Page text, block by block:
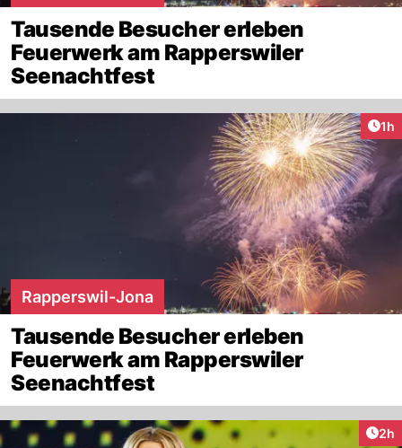
Tausende Besucher erleben
Feuerwerk am Rapperswiler
Seenachtfest
1h
Rapperswil-Jona
Tausende Besucher erleben
Feuerwerk am Rapperswiler
Seenachtfest
2h